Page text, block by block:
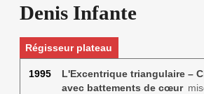
Denis Infante
Régisseur plateau
1995
L'Excentrique triangulaire –
avec battements de cœur